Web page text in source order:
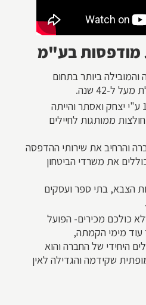
מודפסות בע"מ
והמובילה ביותר בתחום
ל-42 שנה.
החברה נוסדה בשנת 1979 ע"י יצחק ואסתר והייתה
ממותגות לחיילים
והרחיב את שירותי ההדפסה
את משרדי הביטחון
הצבא, בתי ספר ועסקים
כולכם מכירים- הפועל
עוד מימי הקמתה,
היחידי של החברה והוא
שקידמה והגדילה לאין